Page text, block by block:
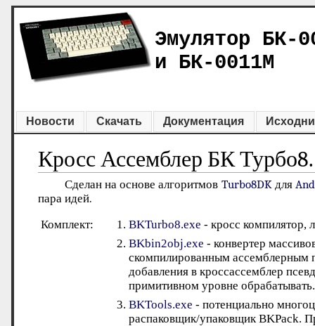
Эмулятор БК-
и БК-0011М
Новости Скачать Документация
Кросс Ассемблер БК Турбо8.
Сделан на основе алгоритмов Turbo8DKдля
пара идей.
Комплект:
BKTurbo8.exe - кросс компилятор,
BKbin2obj.exe - конвертер
скомпилированным ассемблерным
добавления в кроссассемблер
примитивном уровне обрабатывать.
BKTools.exe - потенциально
распаковщик/упаковщик BKPack.